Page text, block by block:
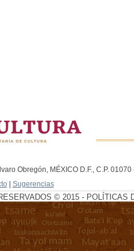
Obregón, MÉXICO D.F., C.P.
| Sugerencias
© 2015 - POLÍTICAS